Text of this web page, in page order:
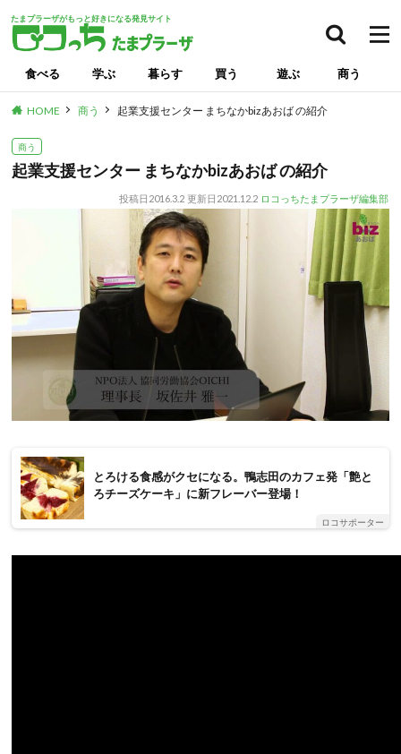
たまプラーザがもっと好きになる発見サイト
食べる 学ぶ 暮らす 買う 遊ぶ 商う
HOME 商う 起業支援センター まちなかbizあおば の紹介
商う
起業支援センター まちなかbizあおば の紹介
投稿日 2016.3.2 更新日 2021.12.2 ロコっちたまプラーザ編集部
とろける食感がクセになる。鴨志田のカフェ発「艶と
ろチーズケーキ」に新フレーバー登場！
ロコサポーター